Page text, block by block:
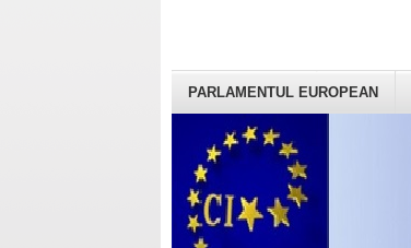
PARLAMENTUL EUROPEAN